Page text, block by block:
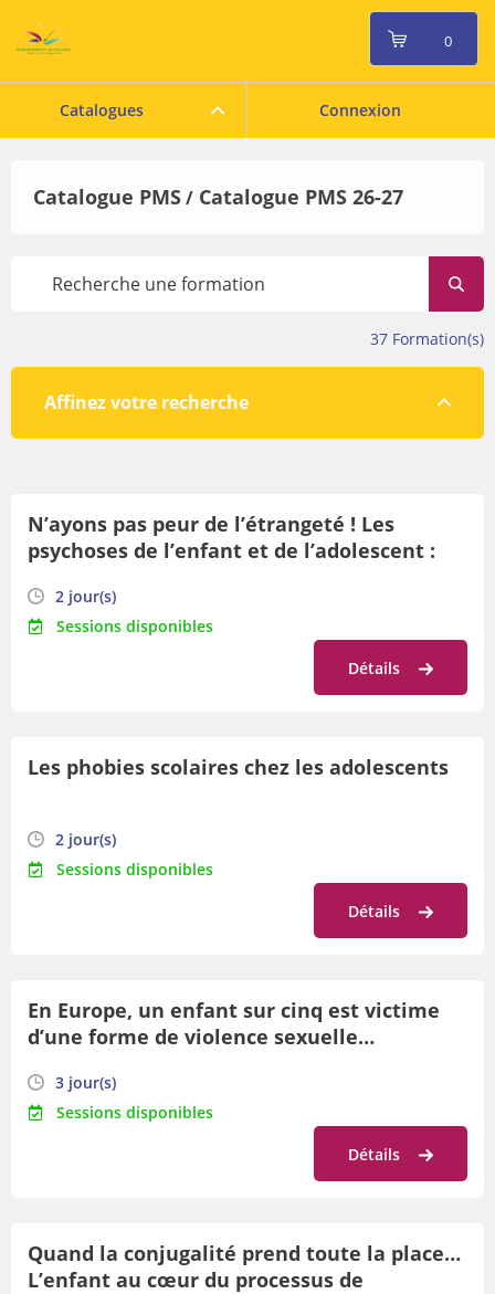
Catalogues Connexion
0
Catalogue PMS/ Catalogue PMS 26-27
37 Formation(s)
Affinez votre recherche
Par orientation
N’ayons pas peur de l’étrangeté ! Les
psychoses de l’enfant et de l’adolescent :
mieux les accompagner dans nos écoles
2 jour(s)
Sessions disponibles
Détails
Les phobies scolaires chez les adolescents
2 jour(s)
Sessions disponibles
Détails
En Europe, un enfant sur cinq est victime
d’une forme de violence sexuelle…
monde scolaire?
3 jour(s)
Sessions disponibles
Détails
Quand la conjugalité prend toute la place…
L’enfant au cœur du processus de